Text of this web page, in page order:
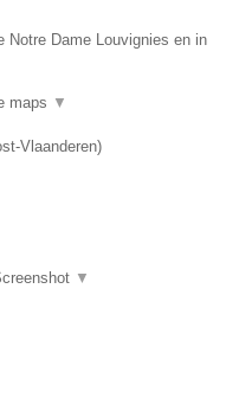
Notre Dame Louvignies en in
maps ▼
Vlaanderen)
▼